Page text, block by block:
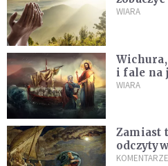
WIARA
i fale na
WIARA
Zamiast
burzach